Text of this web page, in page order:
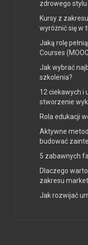
zdrowego
Kursy z
wyróżnić się w
Jaką rolę
Courses
Jak wybrać
szkolenia?
12 ciekawych i
stworzenie
Rola edukacji
Aktywne
budować
5 zabawnych
Dlaczego
zakresu
Jak rozwijać